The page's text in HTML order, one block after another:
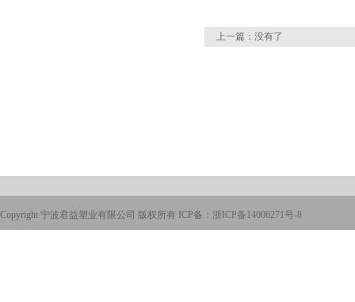
上一篇：没有了
Copyright 宁波君益塑业有限公司 版权所有 ICP备： 浙ICP备14006271号-8